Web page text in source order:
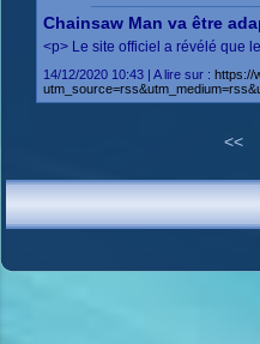
Chainsaw Man va être
<p> Le site officiel a révélé que
14/12/2020 10:43 | A lire sur : https://
<<